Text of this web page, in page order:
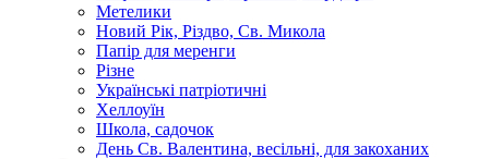
Метелики
Новий Рік, Різдво, Св. Микола
Папір для меренги
Різне
Українські патріотичні
Хеллоуїн
Школа, садочок
День Св. Валентина, весільні, для закоханих